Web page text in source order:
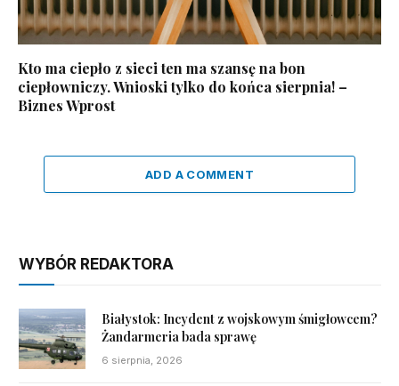
Kto ma ciepło z sieci ten ma szansę na bon
ciepłowniczy. Wnioski tylko do końca sierpnia! –
Biznes Wprost
ADD A COMMENT
WYBÓR REDAKTORA
Białystok: Incydent z wojskowym śmigłowcem?
Żandarmeria bada sprawę
6 sierpnia, 2026